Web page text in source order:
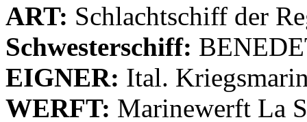
ART: Schlachtschiff der
Schwesterschiff:
EIGNER: Ital.
WERFT: Marinewerft La